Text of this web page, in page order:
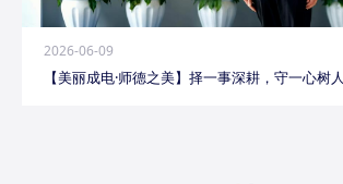
2026-06-09
【美丽成电·师德之美】择一事深耕，守一心树人